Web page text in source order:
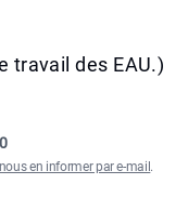
travail des EAU.)
en informer par e-mail .